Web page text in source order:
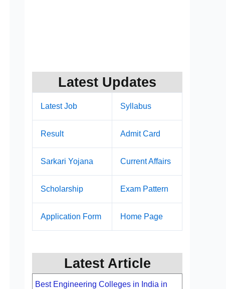
Latest Updates
Latest Job Syllabus
Result Admit Card
Sarkari Yojana Current Affairs
Scholarship Exam Pattern
Application Form Home Page
Latest Article
Best Engineering Colleges in India in